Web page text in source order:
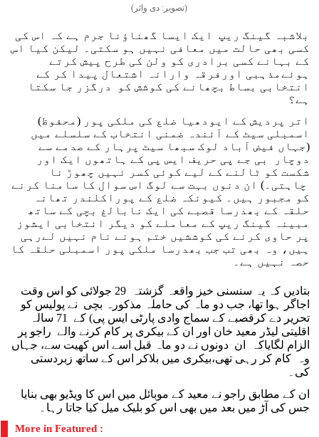
(تصویر: دی وائر)
بلاشبہ گینگ ریپ ایک ایسا گھناؤنا جرم ہے کہ اس کی
کسی بھی حالت میں معافی نہیں ہو سکتی۔ لیکن کیا اس
کے بہانے کسی برادری کو ولن کی طرح پیش کرتے
ہوئےمذہبی اورفرقہ وارانہ اشتعال پیدا کر کے
انتخابی بساط بچھانے کی کوشش کو درگزر جا سکتا
ہے؟
اتر پردیش کے ایودھیا ضلع کی ملکی پور (محفوظ)
اسمبلی سیٹ کے آئندہ ضمنی انتخاب کے سلسلے میں
(جہاں فیض آباد لوک سبھا سیٹ پرہار کے صدمے سے
دوچار بی جے پی حریف ایس پی کے ہاتھوں ایک اور
شکست کو ٹالنے کے لیے کوئی کسر نہیں چھوڑ نا
چاہتی۔) ان دنوں بہت سے لوگ اس سوال کا سامنا کرنے
کو مجبور ہیں۔ کیونکہ ضلع کے پوراکلندر تھانہ
حلقہ کے بھدرسا قصبے کی ایک نابالغ بچی کے ساتھ
مبینہ گینگ ریپ کے معاملے کو دیگر انتخابی ایشوز
پر حاوی کرنے کی کوششیں ختم ہونے نام نہیں لےرہی
ہیں، وہ بھی تب جب بھدرسا ملکی پور اسمبلی حلقہ کا
حصہ نہیں ہے۔
بتادیں کہ یہ سنسنی خیز واقعہ گزشتہ 29 جولائی کو اس وقت
اجاگر ہوا تھا، جب دو ماہ کی حاملہ مذکورہ بچی نے پولیس کو
تحریر دے کرقصبے کے سماج وادی پارٹی ایس پی) کے 71 سالہ
اقلیتی لیڈر معید خان اور ان کے بیکری پر کام کرنے والے راجو پر
الزام لگایاکہ ان دونوں نے دو ماہ قبل اسے اس کھیت سے، جہاں
وہ کام کر رہی تھی،بیکری میں بلاکر اس کے ساتھ زبردستی
کی۔
ان کے مطابق راجو نے معید کے موبائل میں اس کا ویڈیو بھی بنایا
جس کی آڑ میں بعد میں بھی اس کو بلیک میل کیا جاتا رہا۔
More in Featured :